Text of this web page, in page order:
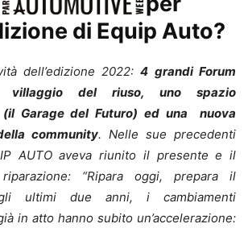
di Equip Auto?
dell’edizione 2022:4 grandi Forum
villaggio del riuso, uno spazio
(il Garage del Futuro) ed una nuova
community. Nelle sue precedenti
AUTO aveva riunito il presente e il
“Ripara oggi, prepara il
ultimi due anni, i cambiamenti
in atto hanno subito un’accelerazione: